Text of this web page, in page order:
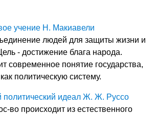
учение Н. Макиавели
людей для защиты жизни и
- достижение блага народа.
современное понятие государства,
политическую систему.
политический идеал Ж. Ж. Руссо
во происходит из естественного